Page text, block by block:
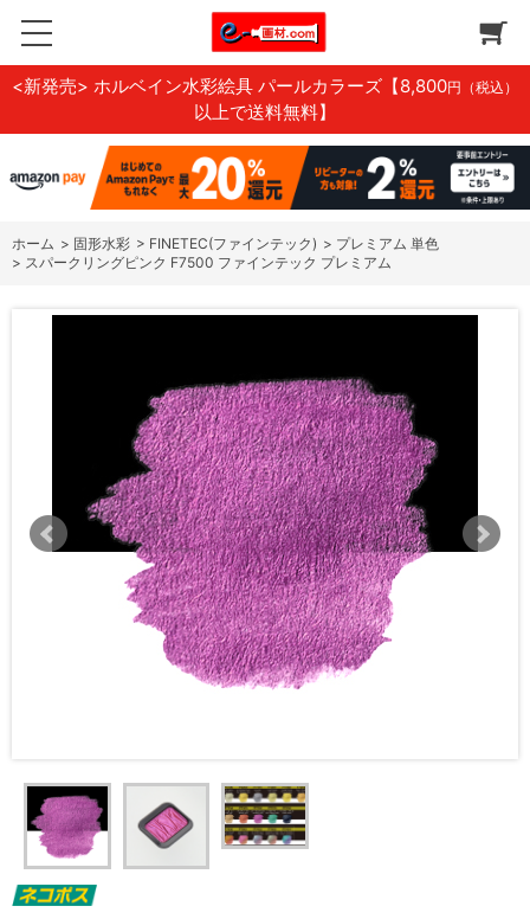
<新発売> ホルベイン水彩絵具 パールカラーズ 【8,800円（税込）
以上で送料無料】
ホーム > 固形水彩 > FINETEC(ファインテック) > プレミアム 単色
> スパークリングピンク F7500 ファインテック プレミアム